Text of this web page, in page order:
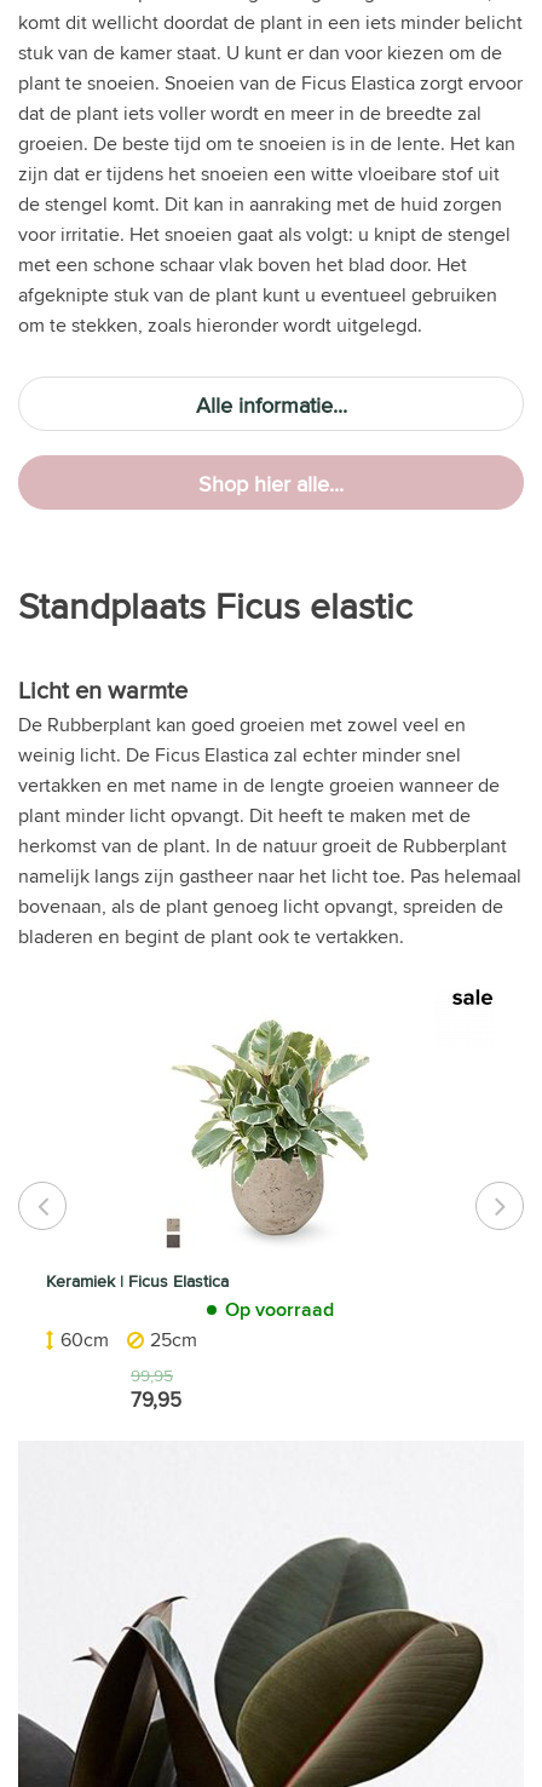
komt dit wellicht doordat de plant in een iets minder belicht
stuk van de kamer staat. U kunt er dan voor kiezen om de
plant te snoeien. Snoeien van de Ficus Elastica zorgt ervoor
dat de plant iets voller wordt en meer in de breedte zal
groeien. De beste tijd om te snoeien is in de lente. Het kan
zijn dat er tijdens het snoeien een witte vloeibare stof uit
de stengel komt. Dit kan in aanraking met de huid zorgen
voor irritatie. Het snoeien gaat als volgt: u knipt de stengel
met een schone schaar vlak boven het blad door. Het
afgeknipte stuk van de plant kunt u eventueel gebruiken
om te stekken, zoals hieronder wordt uitgelegd.
Alle informatie...
Shop hier alle...
Standplaats Ficus elastic
Licht en warmte
De Rubberplant kan goed groeien met zowel veel en
weinig licht. De Ficus Elastica zal echter minder snel
vertakken en met name in de lengte groeien wanneer de
plant minder licht opvangt. Dit heeft te maken met de
herkomst van de plant. In de natuur groeit de Rubberplant
namelijk langs zijn gastheer naar het licht toe. Pas helemaal
bovenaan, als de plant genoeg licht opvangt, spreiden de
bladeren en begint de plant ook te vertakken.
Keramiek | Ficus Elastica
Op voorraad
60cm
25cm
99,95
79,95